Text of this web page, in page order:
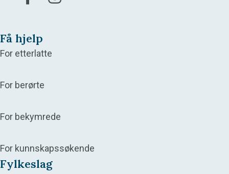
Få hjelp
For etterlatte
For berørte
For bekymrede
For kunnskapssøkende
Fylkeslag